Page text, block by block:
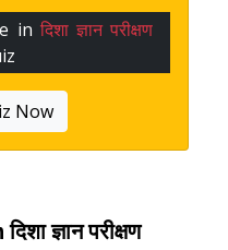
in दिशा ज्ञान परीक्षण
Now
दिशा ज्ञान परीक्षण